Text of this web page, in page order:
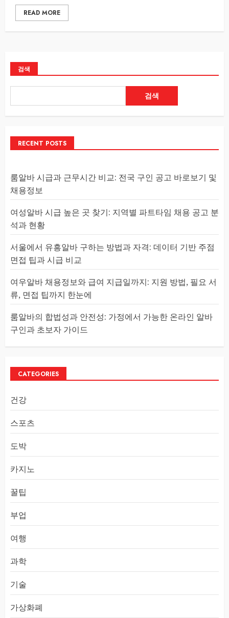
READ MORE
검색
검색
RECENT POSTS
룸알바 시급과 근무시간 비교: 전국 구인 공고 바로보기 및
채용정보
여성알바 시급 높은 곳 찾기: 지역별 파트타임 채용 공고 분
석과 현황
서울에서 유흥알바 구하는 방법과 자격: 데이터 기반 주점
면접 팁과 시급 비교
여우알바 채용정보와 급여 지급일까지: 지원 방법, 필요 서
류, 면접 팁까지 한눈에
룸알바의 합법성과 안전성: 가정에서 가능한 온라인 알바
구인과 초보자 가이드
CATEGORIES
건강
스포츠
도박
카지노
꿀팁
부업
여행
과학
기술
가상화폐